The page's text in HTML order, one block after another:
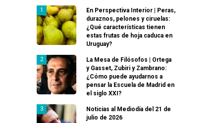
En Perspectiva Interior | Peras,
duraznos, pelones y ciruelas:
¿Qué características tienen
estas frutas de hoja caduca en
Uruguay?
La Mesa de Filósofos | Ortega
y Gasset, Zubiri y Zambrano:
¿Cómo puede ayudarnos a
pensar la Escuela de Madrid en
el siglo XXI?
Noticias al Mediodía del 21 de
julio de 2026